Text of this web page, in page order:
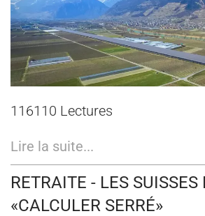
116110 Lectures
Lire la suite...
RETRAITE - LES SUISSES
«CALCULER SERRÉ»